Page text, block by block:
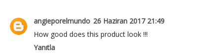
angieporelmundo 26 Haziran 2017 21:49
How good does this product look !!!
Yanıtla